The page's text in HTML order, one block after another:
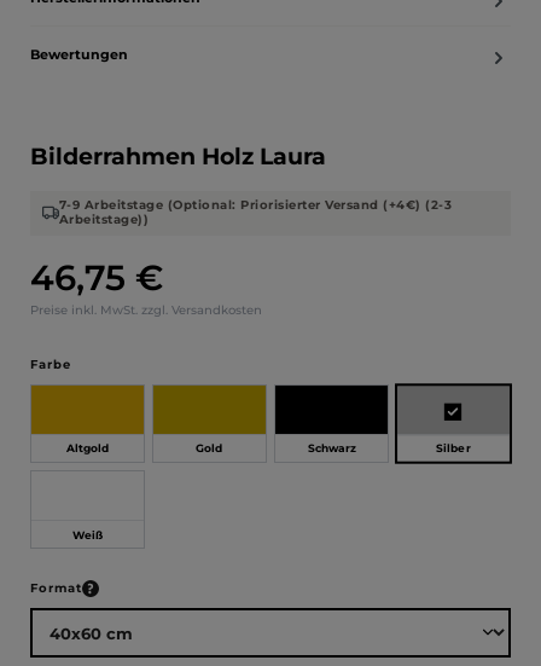
Bewertungen
Bilderrahmen Holz Laura
Regulärer Preis:
46,75 €
Preise inkl. MwSt. zzgl. Versandkosten
7-9 Arbeitstage (Optional: Priorisierter Versand (+4€) (2-3
Arbeitstage))
Farbeauswählen
Altgold Gold Schwarz Silber
Weiß
Formatauswählen